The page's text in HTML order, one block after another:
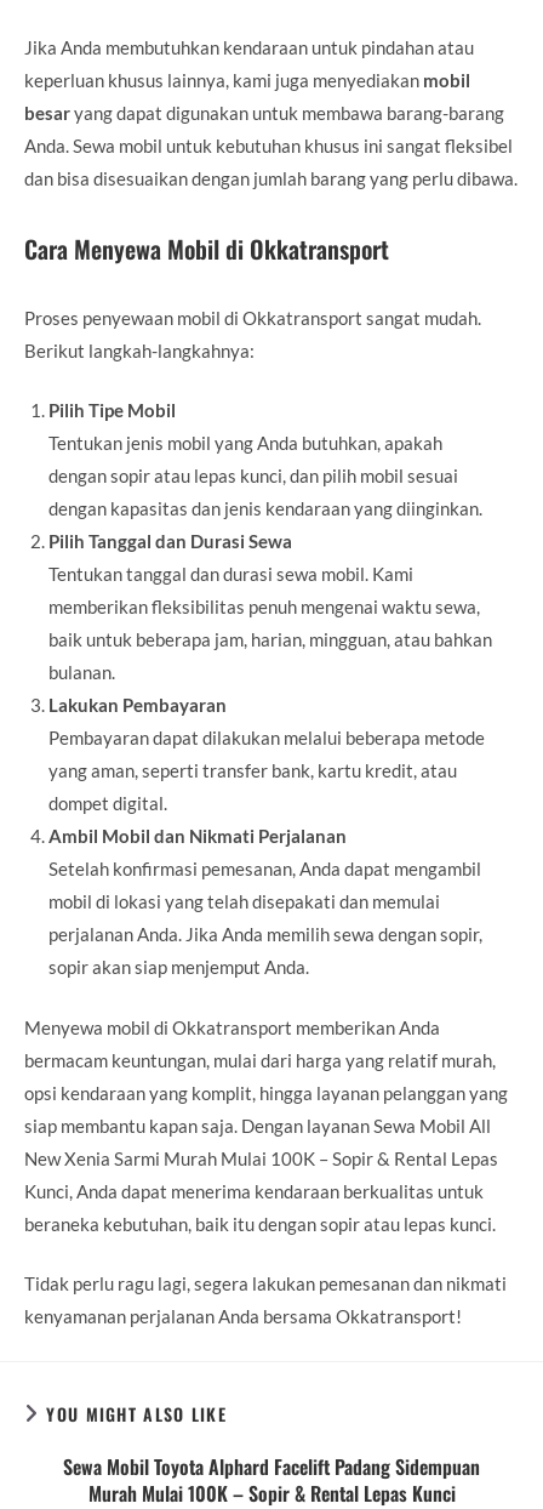
Jika Anda membutuhkan kendaraan untuk pindahan atau
keperluan khusus lainnya, kami juga menyediakan mobil
besaryang dapat digunakan untuk membawa barang-barang
Anda. Sewa mobil untuk kebutuhan khusus ini sangat fleksibel
dan bisa disesuaikan dengan jumlah barang yang perlu dibawa.
Cara Menyewa Mobil di Okkatransport
Proses penyewaan mobil di Okkatransport sangat mudah.
Berikut langkah-langkahnya:
Pilih Tipe Mobil
Tentukan jenis mobil yang Anda butuhkan, apakah
dengan sopir atau lepas kunci, dan pilih mobil sesuai
dengan kapasitas dan jenis kendaraan yang diinginkan.
Pilih Tanggal dan Durasi Sewa
Tentukan tanggal dan durasi sewa mobil. Kami
memberikan fleksibilitas penuh mengenai waktu sewa,
baik untuk beberapa jam, harian, mingguan, atau bahkan
bulanan.
Lakukan Pembayaran
Pembayaran dapat dilakukan melalui beberapa metode
yang aman, seperti transfer bank, kartu kredit, atau
dompet digital.
Ambil Mobil dan Nikmati Perjalanan
Setelah konfirmasi pemesanan, Anda dapat mengambil
mobil di lokasi yang telah disepakati dan memulai
perjalanan Anda. Jika Anda memilih sewa dengan sopir,
sopir akan siap menjemput Anda.
Menyewa mobil di Okkatransport memberikan Anda
bermacam keuntungan, mulai dari harga yang relatif murah,
opsi kendaraan yang komplit, hingga layanan pelanggan yang
siap membantu kapan saja. Dengan layanan Sewa Mobil All
New Xenia Sarmi Murah Mulai 100K – Sopir & Rental Lepas
Kunci, Anda dapat menerima kendaraan berkualitas untuk
beraneka kebutuhan, baik itu dengan sopir atau lepas kunci.
Tidak perlu ragu lagi, segera lakukan pemesanan dan nikmati
kenyamanan perjalanan Anda bersama Okkatransport!
YOU MIGHT ALSO LIKE
Sewa Mobil Toyota Alphard Facelift Padang Sidempuan
Murah Mulai 100K – Sopir & Rental Lepas Kunci